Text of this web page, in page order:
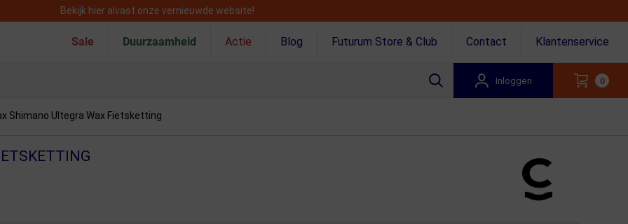
Bekijk hier alvast onze vernieuwde website!
Sale Duurzaamheid Actie Blog Futurum Store & Club Contact Klantenservice
Inloggen 0
Shimano Ultegra Wax Fietsketting